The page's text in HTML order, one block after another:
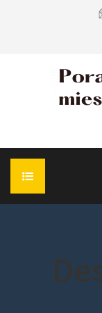
DESIGN ŁAZIENKI